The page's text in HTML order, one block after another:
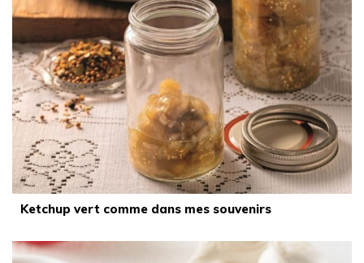
Ketchup vert comme dans mes souvenirs